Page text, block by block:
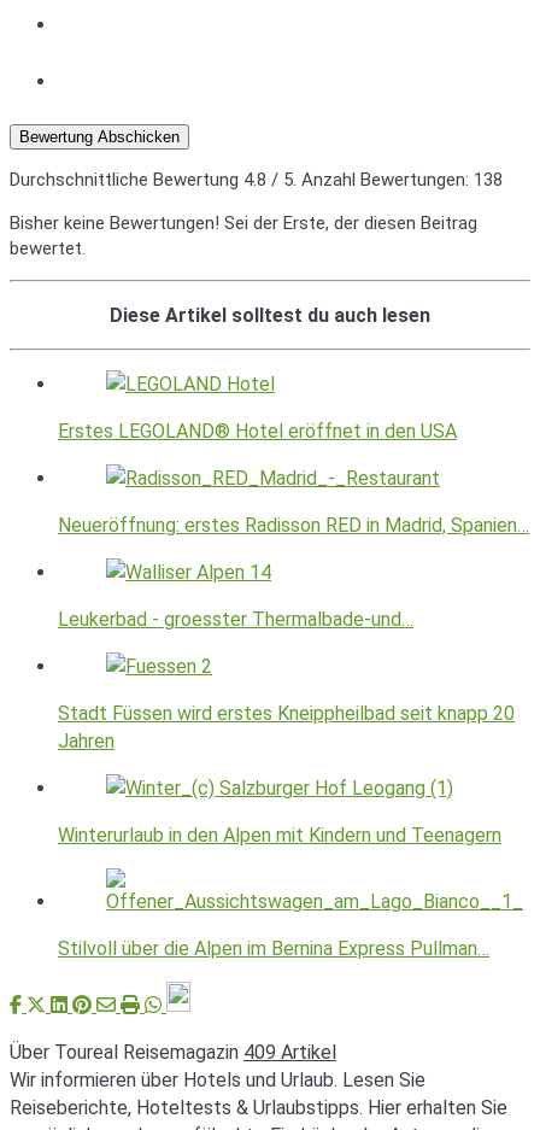
Bewertung Abschicken
Durchschnittliche Bewertung 4.8 / 5. Anzahl Bewertungen: 138
Bisher keine Bewertungen! Sei der Erste, der diesen Beitrag
bewertet.
Diese Artikel solltest du auch lesen
Erstes LEGOLAND® Hotel eröffnet in den USA
Neueröffnung: erstes Radisson RED in Madrid, Spanien…
Leukerbad - groesster Thermalbade-und…
Stadt Füssen wird erstes Kneippheilbad seit knapp 20
Jahren
Winterurlaub in den Alpen mit Kindern und Teenagern
Stilvoll über die Alpen im Bernina Express Pullman…
Über Toureal Reisemagazin 409 Artikel
Wir informieren über Hotels und Urlaub. Lesen Sie
Reiseberichte, Hoteltests & Urlaubstipps. Hier erhalten Sie